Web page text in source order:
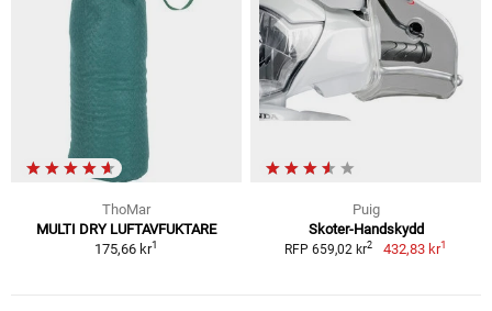
ThoMar
MULTI DRY LUFTAVFUKTARE
175,66 kr1
Puig
Skoter-Handskydd
RFP 659,02 kr2 432,83 kr1